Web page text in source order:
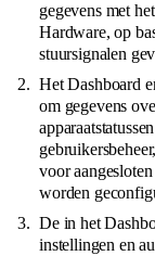
gegevens met
Hardware, op
stuursignalen
Het Dashboard
om gegevens
voor
worden
De in het
instellingen en